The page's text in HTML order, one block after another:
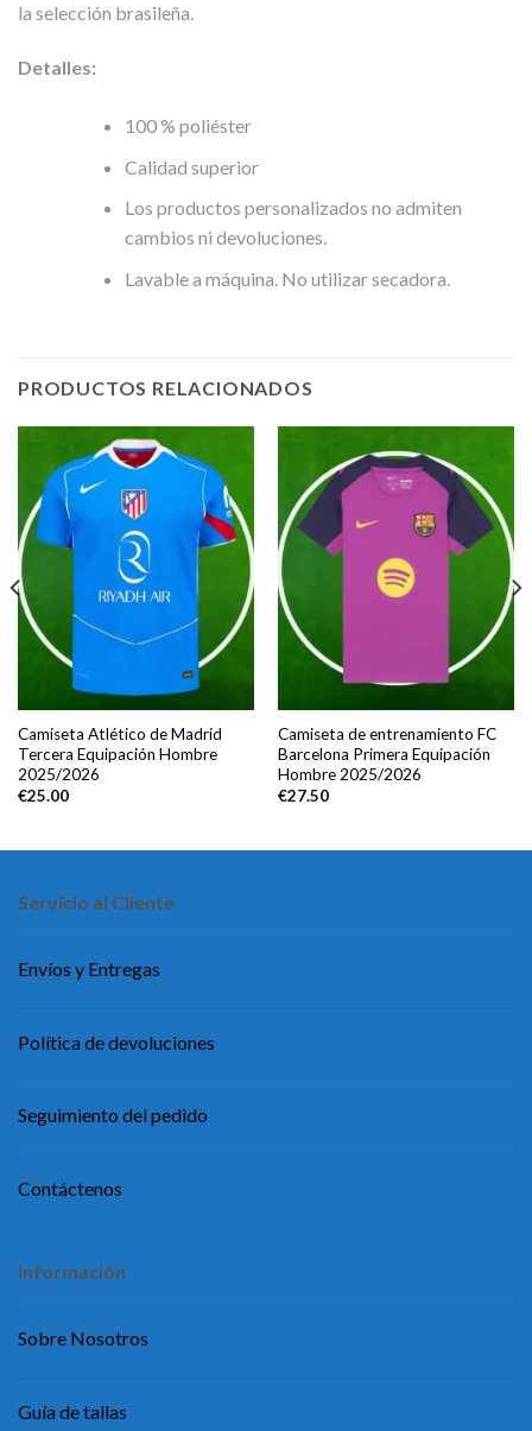
la selección brasileña.
Detalles:
100 % poliéster
Calidad superior
Los productos personalizados no admiten
cambios ni devoluciones.
Lavable a máquina. No utilizar secadora.
PRODUCTOS RELACIONADOS
Camiseta Atlético de Madrid
Tercera Equipación Hombre
2025/2026
€25.00
Camiseta de entrenamiento FC
Barcelona Primera Equipación
Hombre 2025/2026
€27.50
Servicio al Cliente
Envíos y Entregas
Política de devoluciones
Seguimiento del pedido
Contáctenos
Información
Sobre Nosotros
Guía de tallas